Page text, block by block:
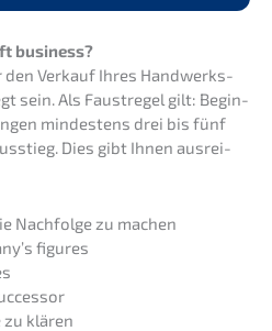
business?
Verkauf Ihres Handwerks­
sein. Als Faust­re­gel gilt: Begin­
mindes­tens drei bis fünf
Dies gibt Ihnen ausrei­
Nachfol­ge zu machen
figures
zu klären